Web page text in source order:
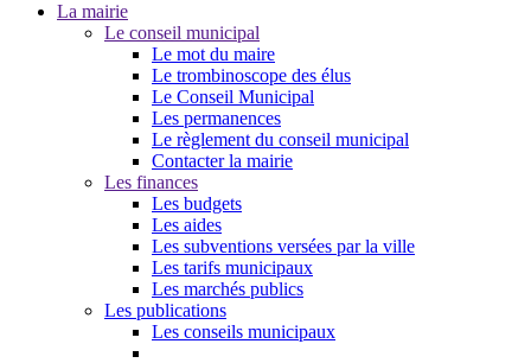
La mairie
Le conseil municipal
Le mot du maire
Le trombinoscope des élus
Le Conseil Municipal
Les permanences
Le règlement du conseil municipal
Contacter la mairie
Les finances
Les budgets
Les aides
Les subventions versées par la ville
Les tarifs municipaux
Les marchés publics
Les publications
Les conseils municipaux